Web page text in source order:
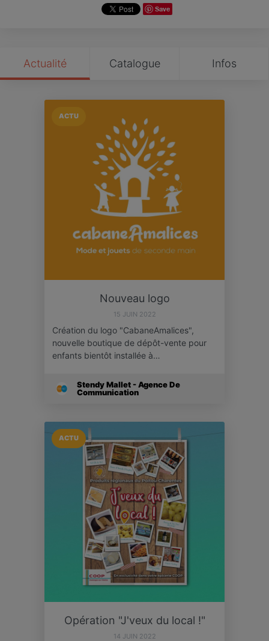
Save
Actualité Catalogue Infos
ACTU
Nouveau logo
15 JUIN 2022
Création du logo "CabaneAmalices",
nouvelle boutique de dépôt-vente pour
enfants bientôt installée à…
Stendy Mallet - Agence De
Communication
ACTU
Opération "J'veux du local !"
14 JUIN 2022